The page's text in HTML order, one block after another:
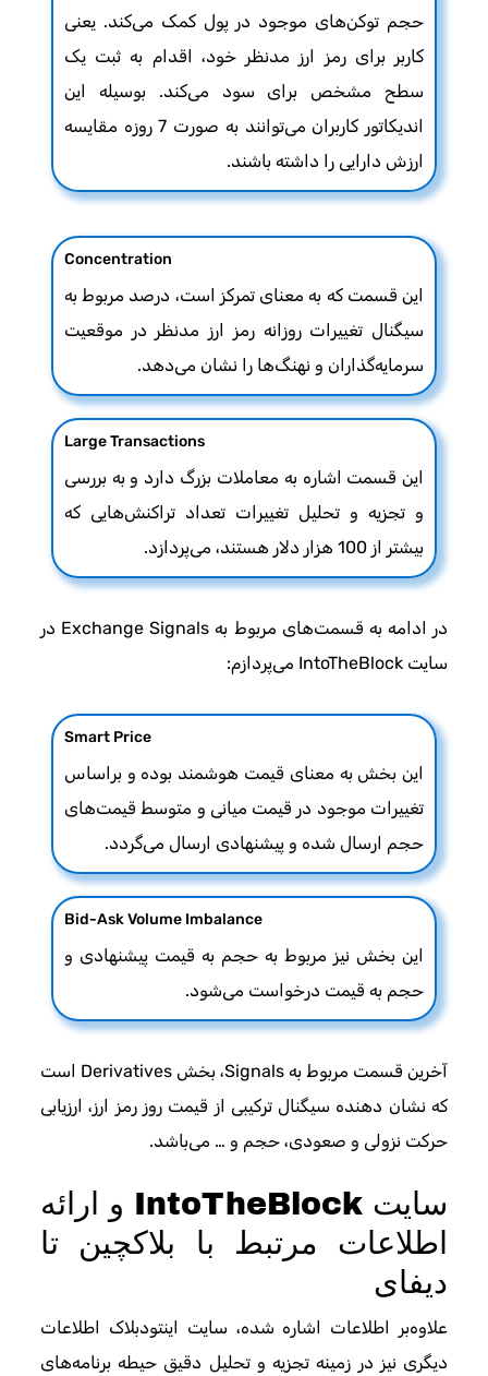
حجم توکن‌های موجود در پول کمک می‌کند. یعنی
کاربر برای رمز ارز مدنظر خود، اقدام به ثبت یک
سطح مشخص برای سود می‌کند. بوسیله این
اندیکاتور کاربران می‌توانند به صورت 7 روزه مقایسه
ارزش دارایی را داشته باشند.
Concentration
این قسمت که به معنای تمرکز است، درصد مربوط به
سیگنال تغییرات روزانه رمز ارز مدنظر در موقعیت
سرمایه‌گذاران و نهنگ‌ها را نشان می‌دهد.
Large Transactions
این قسمت اشاره به معاملات بزرگ دارد و به بررسی
و تجزیه و تحلیل تغییرات تعداد تراکنش‌هایی که
بیشتر از 100 هزار دلار هستند، می‌پردازد.
در ادامه به قسمت‌های مربوط به Exchange Signals در
سایت IntoTheBlock می‌پردازم:
Smart Price
این بخش به معنای قیمت هوشمند بوده و براساس
تغییرات موجود در قیمت میانی و متوسط قیمت‌های
حجم ارسال شده و پیشنهادی ارسال می‌گردد.
Bid-Ask Volume Imbalance
این بخش نیز مربوط به حجم به قیمت پیشنهادی و
حجم به قیمت درخواست می‌شود.
آخرین قسمت مربوط به Signals، بخش Derivatives است
که نشان دهنده سیگنال ترکیبی از قیمت روز رمز ارز، ارزیابی
حرکت نزولی و صعودی، حجم و … می‌باشد.
سایت IntoTheBlock و ارائه
اطلاعات مرتبط با بلاکچین تا
دیفای
علاوه‌بر اطلاعات اشاره شده، سایت اینتودبلاک اطلاعات
دیگری نیز در زمینه تجزیه و تحلیل دقیق حیطه برنامه‌های